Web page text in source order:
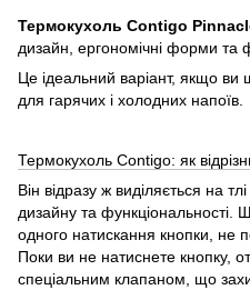
Термокухоль Contigo
дизайн, ергономічні форми та
Це ідеальний варіант, якщо ви
для гарячих і холодних напоїв.
Термокухоль Contigo: як
Він відразу ж виділяється на
дизайну та функціональності.
одного натискання кнопки, не
Поки ви не натиснете кнопку,
спеціальним клапаном, що